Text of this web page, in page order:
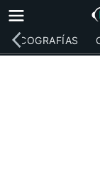
DISCOGRAFÍAS